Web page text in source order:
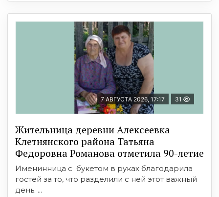
7 АВГУСТА 2026, 17:17 31
Жительница деревни Алексеевка
Клетнянского района Татьяна
Федоровна Романова отметила 90-летие
Именинница с букетом в руках благодарила
гостей за то, что разделили с ней этот важный
день. ...